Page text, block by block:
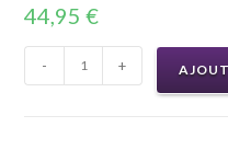
44,95€
- +